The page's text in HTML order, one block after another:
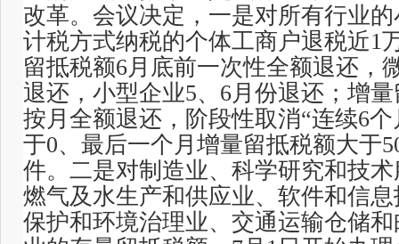
改革。会议决定，一是对所有行业
计税方式纳税的个体工商户退税近1
留抵税额6月底前一次性全额退还，
退还，小型企业5、6月份退还；增
按月全额退还，阶段性取消“连续6
于0、最后一个月增量留抵税额大于
件。二是对制造业、科学研究和技
燃气及水生产和供应业、软件和信
保护和环境治理业、交通运输仓储